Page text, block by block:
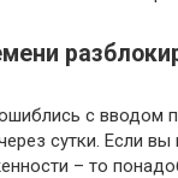
с вводом
сутки. Если вы
– то